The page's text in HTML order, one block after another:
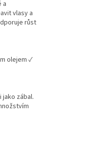
a
vlasy a
růst
olejem ✓
zábal.